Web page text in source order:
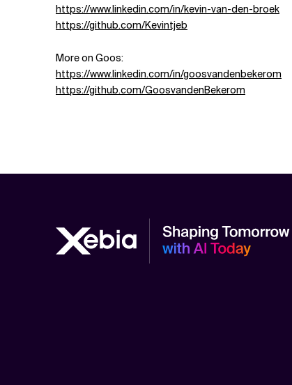
https://www.linkedin.com/in/kevin-van-den-broek
https://github.com/Kevintjeb
More on Goos:
https://www.linkedin.com/in/goosvandenbekerom
https://github.com/GoosvandenBekerom